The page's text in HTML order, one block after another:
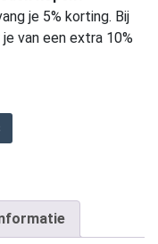
je 5% korting. Bij
van een extra 10%